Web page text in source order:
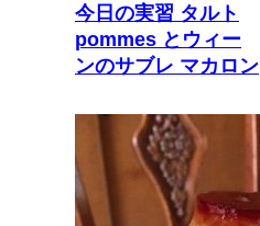
今日の実習 タルト
pommes とウィー
ンのサブレ マカロン